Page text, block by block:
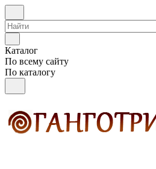
Каталог
По всему сайту
По каталогу